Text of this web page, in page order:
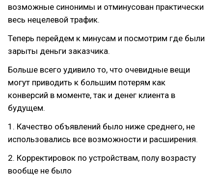
возможные синонимы и отминусован практически
весь нецелевой трафик.
Теперь перейдем к минусам и посмотрим где были
зарыты деньги заказчика.
Больше всего удивило то, что очевидные вещи
могут приводить к большим потерям как
конверсий в моменте, так и денег клиента в
будущем.
1. Качество объявлений было ниже среднего, не
использовались все возможности и расширения.
2. Корректировок по устройствам, полу возрасту
вообще не было